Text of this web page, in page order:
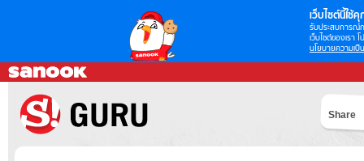
เว็บไซต์นี้ใช้คุ
รับประสบการณ์
เว็บไซต์ของเรา
นโยบายความเป็
Share